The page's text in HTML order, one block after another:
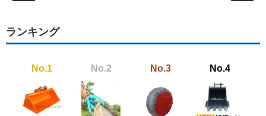
ランキング
No.1 No.2 No.3 No.4